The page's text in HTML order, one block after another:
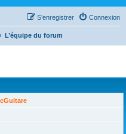
Connexion
S’enregistrer
L’équipe du forum